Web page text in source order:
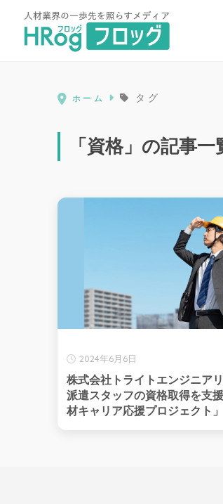
HRog | 人材業界の一歩
ホーム タグ
「資格」の記事一
2024年6月6日
株式会社トライトエンジニア
派遣スタッフの資格取得を支
材キャリア応援プロジェクト